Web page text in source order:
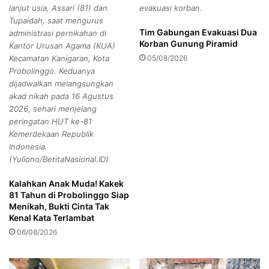
a
P
M
I
J
a
t
i
m
g
a
n
:
T
a
k
S
e
k
a
d
a
K
e
j
a
A
lanjut usia, Assari (81) dan
Tupaidah, saat mengurus
administrasi pernikahan di
Kantor Urusan Agama (KUA)
Kecamatan Kanigaran, Kota
Probolinggo. Keduanya
dijadwalkan melangsungkan
akad nikah pada 16 Agustus
2026, sehari menjelang
peringatan HUT ke-81
Kemerdekaan Republik
Indonesia.
(Yuliono/BeritaNasional.ID)
Kalahkan Anak Muda! Kakek
81 Tahun di Probolinggo Siap
Menikah, Bukti Cinta Tak
Kenal Kata Terlambat
06/08/2026
evakuasi korban.
Tim Gabungan Evakuasi Dua
Korban Gunung Piramid
05/08/2026